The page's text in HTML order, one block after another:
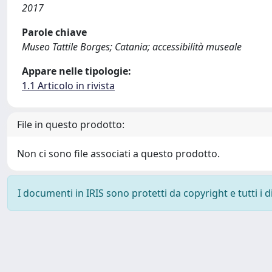
2017
Parole chiave
Museo Tattile Borges; Catania; accessibilità museale
Appare nelle tipologie:
1.1 Articolo in rivista
File in questo prodotto:
Non ci sono file associati a questo prodotto.
I documenti in IRIS sono protetti da copyright e tutti i